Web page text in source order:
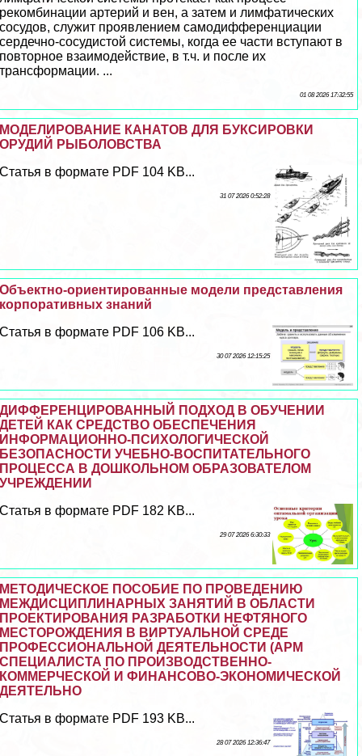
рекомбинации артерий и вен, а затем и лимфатических
сосудов, служит проявлением самодифференциации
сердечно-сосудистой системы, когда ее части вступают в
повторное взаимодействие, в т.ч. и после их
трaнcформации. ...
01 08 2026 17:32:55
МОДЕЛИРОВАНИЕ КАНАТОВ ДЛЯ БУКСИРОВКИ
ОРУДИЙ РЫБОЛОВСТВА
Статья в формате PDF 104 KB...
31 07 2026 0:52:28
Объектно-ориентированные модели представления
корпоративных знаний
Статья в формате PDF 106 KB...
30 07 2026 12:15:25
ДИФФЕРЕНЦИРОВАННЫЙ ПОДХОД В ОБУЧЕНИИ
ДЕТЕЙ КАК СРЕДСТВО ОБЕСПЕЧЕНИЯ
ИНФОРМАЦИОННО-ПСИХОЛОГИЧЕСКОЙ
БЕЗОПАСНОСТИ УЧЕБНО-ВОСПИТАТЕЛЬНОГО
ПРОЦЕССА В ДОШКОЛЬНОМ ОБРАЗОВАТЕЛОМ
УЧРЕЖДЕНИИ
Статья в формате PDF 182 KB...
29 07 2026 6:30:33
МЕТОДИЧЕСКОЕ ПОСОБИЕ ПО ПРОВЕДЕНИЮ
МЕЖДИСЦИПЛИНАРНЫХ ЗАНЯТИЙ В ОБЛАСТИ
ПРОЕКТИРОВАНИЯ РАЗРАБОТКИ НЕФТЯНОГО
МЕСТОРОЖДЕНИЯ В ВИРТУАЛЬНОЙ СРЕДЕ
ПРОФЕССИОНАЛЬНОЙ ДЕЯТЕЛЬНОСТИ (АРМ
СПЕЦИАЛИСТА ПО ПРОИЗВОДСТВЕННО-
КОММЕРЧЕСКОЙ И ФИНАНСОВО-ЭКОНОМИЧЕСКОЙ
ДЕЯТЕЛЬНО
Статья в формате PDF 193 KB...
28 07 2026 12:36:47